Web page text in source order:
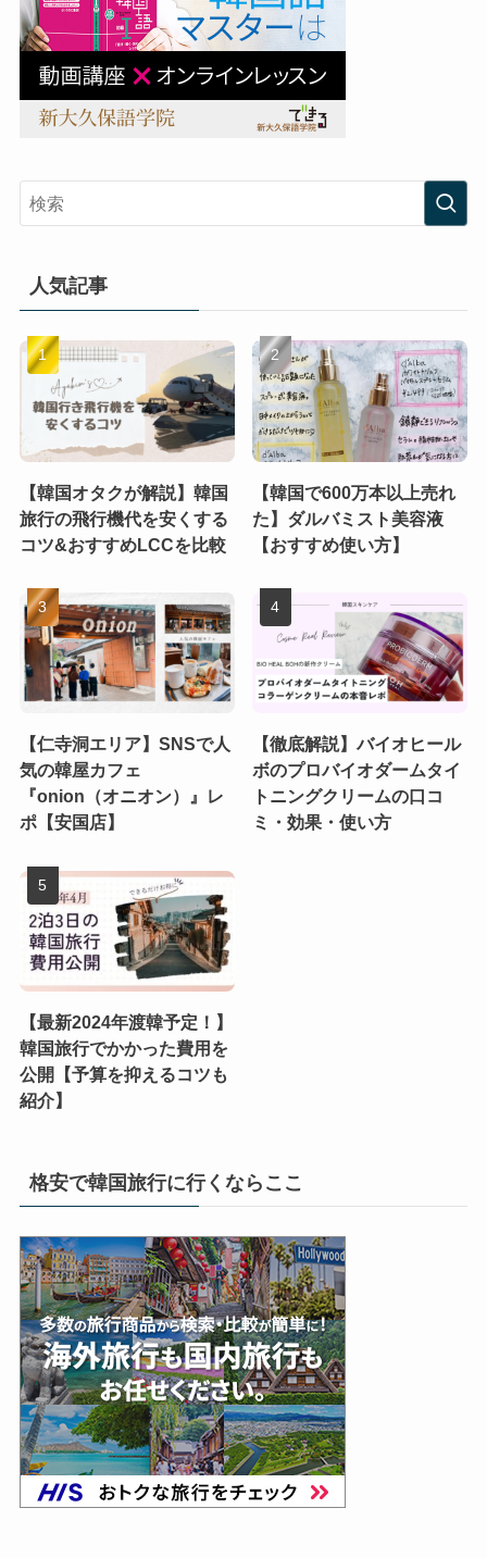
人気記事
【韓国オタクが解説】韓国
旅行の飛行機代を安くする
コツ&おすすめLCCを比較
【韓国で600万本以上売れ
た】ダルバミスト美容液
【おすすめ使い方】
【仁寺洞エリア】SNSで人
気の韓屋カフェ
『onion（オニオン）』レ
ポ【安国店】
【徹底解説】バイオヒール
ボのプロバイオダームタイ
トニングクリームの口コ
ミ・効果・使い方
【最新2024年渡韓予定！】
韓国旅行でかかった費用を
公開【予算を抑えるコツも
紹介】
格安で韓国旅行に行くならここ